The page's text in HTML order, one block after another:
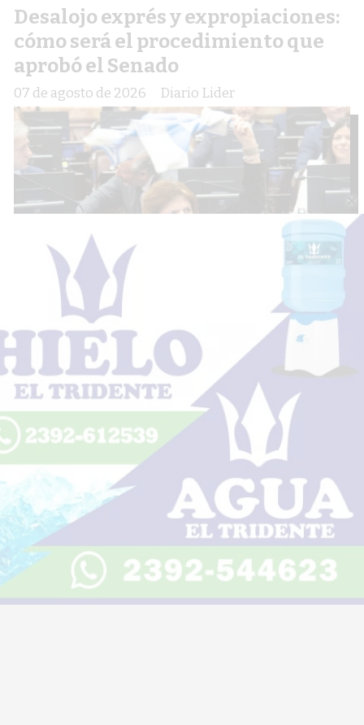
Desalojo exprés y expropiaciones:
cómo será el procedimiento que
aprobó el Senado
Diario Lider
07 de agosto de 2026
Peaje Beruti: se mantendrá el
beneficio y habrá reintegros, vital
la gestión del intendente
Diario Lider
07 de agosto de 2026
Escuchar artículo